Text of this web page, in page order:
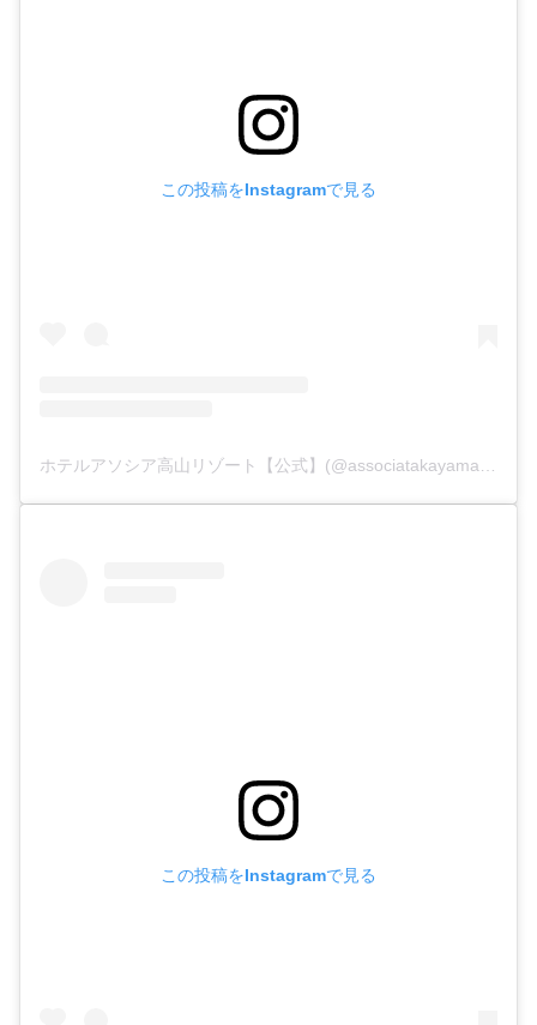
この投稿をInstagramで見る
この投稿をInstagramで見る